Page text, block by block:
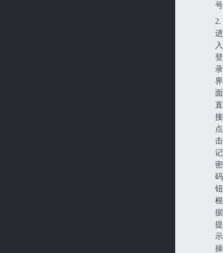
号
2.
进
入
登
录
界
直
接
点
记
密
根
据
提
示
操